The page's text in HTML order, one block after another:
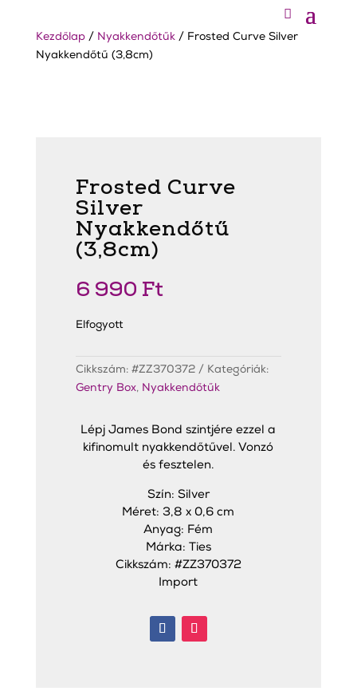
Kezdőlap/ Nyakkendőtűk/ Frosted Curve Silver
Nyakkendőtű (3,8cm)
Frosted Curve
Silver
Nyakkendőtű
(3,8cm)
6 990 Ft
Elfogyott
Cikkszám: #ZZ370372
Kategóriák:
Gentry Box, Nyakkendőtűk
Lépj James Bond szintjére ezzel a
kifinomult nyakkendőtűvel. Vonzó
és fesztelen.
Szín: Silver
Méret: 3,8 x 0,6 cm
Anyag: Fém
Márka: Ties
Cikkszám: #ZZ370372
Import